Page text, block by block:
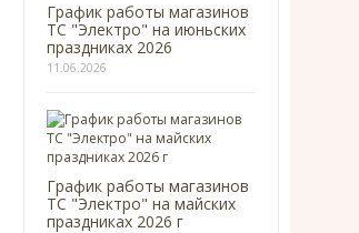
График работы магазинов
ТС "Электро" на июньских
праздниках 2026
11.06.2026
График работы магазинов
ТС "Электро" на майских
праздниках 2026 г